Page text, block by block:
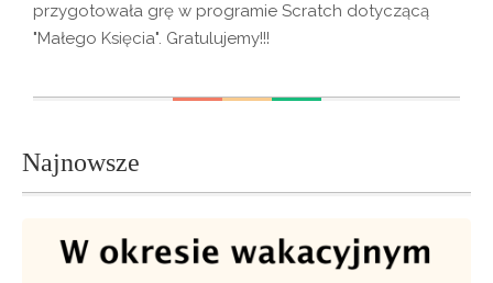
przygotowała grę w programie Scratch dotyczącą
"Małego Księcia". Gratulujemy!!!
Najnowsze